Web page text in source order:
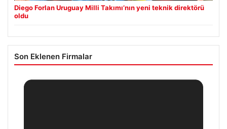
Diego Forlan Uruguay Milli Takımı’nın yeni teknik direktörü
oldu
Son Eklenen Firmalar